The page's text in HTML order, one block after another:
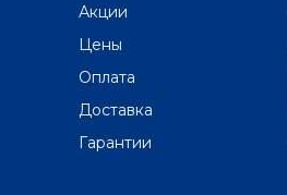
Акции
Цены
Оплата
Доставка
Гарантии